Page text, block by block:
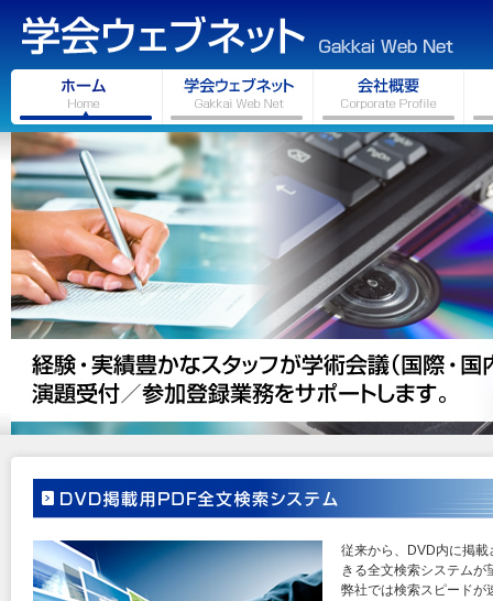
従来から、DVD内に掲
きる全文検索システムが
弊社では検索スピードが